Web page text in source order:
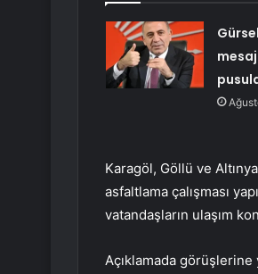
Karagöl, Göllü ve
asfaltlama çalışması
vatandaşların ulaşım
Açıklamada görüşlerine